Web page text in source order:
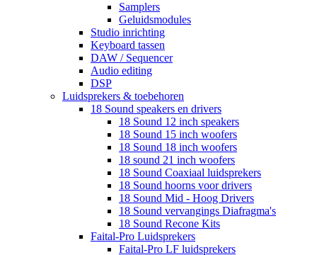
Samplers
Geluidsmodules
Studio inrichting
Keyboard tassen
DAW / Sequencer
Audio editing
DSP
Luidsprekers & toebehoren
18 Sound speakers en drivers
18 Sound 12 inch speakers
18 Sound 15 inch woofers
18 Sound 18 inch woofers
18 sound 21 inch woofers
18 Sound Coaxiaal luidsprekers
18 Sound hoorns voor drivers
18 Sound Mid - Hoog Drivers
18 Sound vervangings Diafragma's
18 Sound Recone Kits
Faital-Pro Luidsprekers
Faital-Pro LF luidsprekers